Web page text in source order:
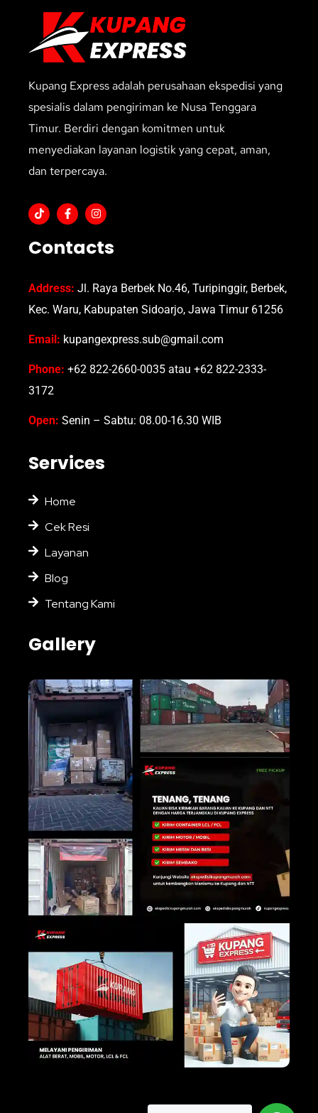
Kupang Express adalah perusahaan ekspedisi yang
spesialis dalam pengiriman ke Nusa Tenggara
Timur. Berdiri dengan komitmen untuk
menyediakan layanan logistik yang cepat, aman,
dan terpercaya.
Contacts
Address: Jl. Raya Berbek No.46, Turipinggir, Berbek,
Kec. Waru, Kabupaten Sidoarjo, Jawa Timur 61256
Email: kupangexpress.sub@gmail.com
Phone: +62 822-2660-0035 atau +62 822-2333-
3172
Open: Senin – Sabtu: 08.00-16.30 WIB
Services
Home
Cek Resi
Layanan
Blog
Tentang Kami
Gallery